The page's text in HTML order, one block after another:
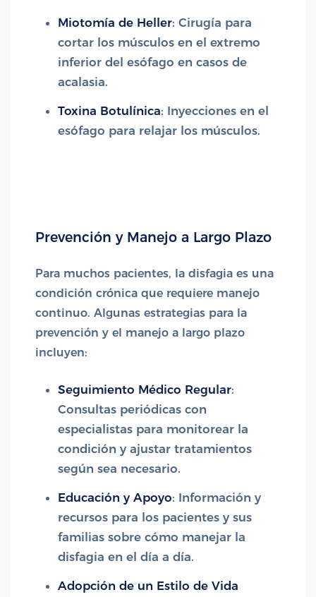
Miotomía de Heller: Cirugía para
cortar los músculos en el extremo
inferior del esófago en casos de
acalasia.
Toxina Botulínica: Inyecciones en el
esófago para relajar los músculos.
Prevención y Manejo a Largo Plazo
Para muchos pacientes, la disfagia es una
condición crónica que requiere manejo
continuo. Algunas estrategias para la
prevención y el manejo a largo plazo
incluyen:
Seguimiento Médico Regular:
Consultas periódicas con
especialistas para monitorear la
condición y ajustar tratamientos
según sea necesario.
Educación y Apoyo: Información y
recursos para los pacientes y sus
familias sobre cómo manejar la
disfagia en el día a día.
Adopción de un Estilo de Vida